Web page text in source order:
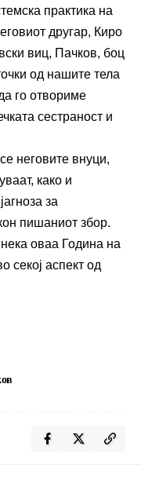
практика на
другар, Киро
виц, Пачков, боц
од нашите тела
го отвориме
сестраност и
неговите внуци,
како и
за
пишаниот збор.
оваа Година на
секој аспект од